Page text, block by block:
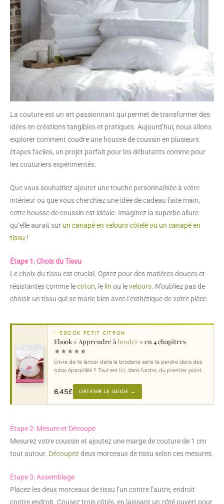
La couture est un art passionnant qui permet de transformer des
idées en créations tangibles et pratiques. Aujourd’hui, nous allons
explorer comment coudre une housse de coussin en plusieurs
étapes faciles, un projet parfait pour les débutants comme pour
les couturiers expérimentés.
Que vous souhaitiez ajouter une touche personnalisée à votre
intérieur ou que vous cherchiez une idée de cadeau faite main,
cette housse de coussin est idéale. Imaginez la superbe allure
qu’elle aurait sur un canapé en velours côteléou un canapé en
tissu !
Étape 1: Choix du Tissu
Le choix du tissu est crucial. Optez pour des matières douces et
résistantes comme lecoton, le lin ou levelours. N’oubliez pas de
choisir un tissu qui se marie bien avec l’esthétique de votre pièce.
EBOOK PETIT CITRON
Ebook « Apprendre àbroder» en 4 chapitres
★★★★★
Envie de te lancer dans la broderie sans te perdre dans des
tutos éparpillés ? Tout est ici, dans l'ordre, du premier point
6.45£ OBTENIR LE GUIDE →
Étape 2: Mesure et Découpe
Mesurez votre coussin et ajoutez une marge de couture de 1 cm
tout autour. Découpezdeux morceaux de tissu selon ces mesures.
Étape 3: Assemblage
Placez les deux morceaux de tissu l’un contre l’autre, endroit
contre endroit. Cousez trois côtés, en laissant un côté ouvert pour